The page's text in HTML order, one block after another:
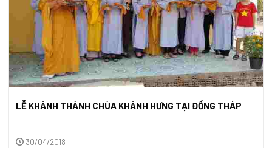
LỄ KHÁNH THÀNH CHÙA KHÁNH HƯNG TẠI ĐỒNG THÁP
30/04/2018